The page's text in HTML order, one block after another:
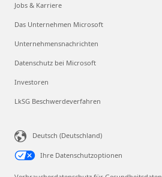
Jobs & Karriere
Das Unternehmen Microsoft
Unternehmensnachrichten
Datenschutz bei Microsoft
Investoren
LkSG Beschwerdeverfahren
Deutsch (Deutschland)
Ihre Datenschutzoptionen